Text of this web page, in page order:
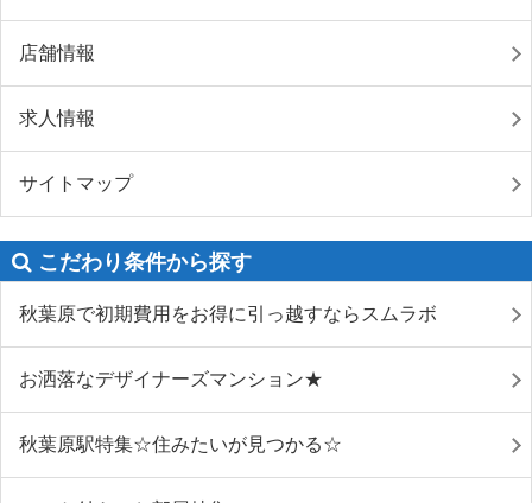
店舗情報
求人情報
サイトマップ
こだわり条件から探す
秋葉原で初期費用をお得に引っ越すならスムラボ
お洒落なデザイナーズマンション★
秋葉原駅特集☆住みたいが見つかる☆